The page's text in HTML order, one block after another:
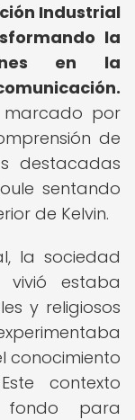
Industrial
la
en la
marcado por
de
destacadas
sentando
de Kelvin.
la sociedad
estaba
y religiosos
conocimiento
contexto
para